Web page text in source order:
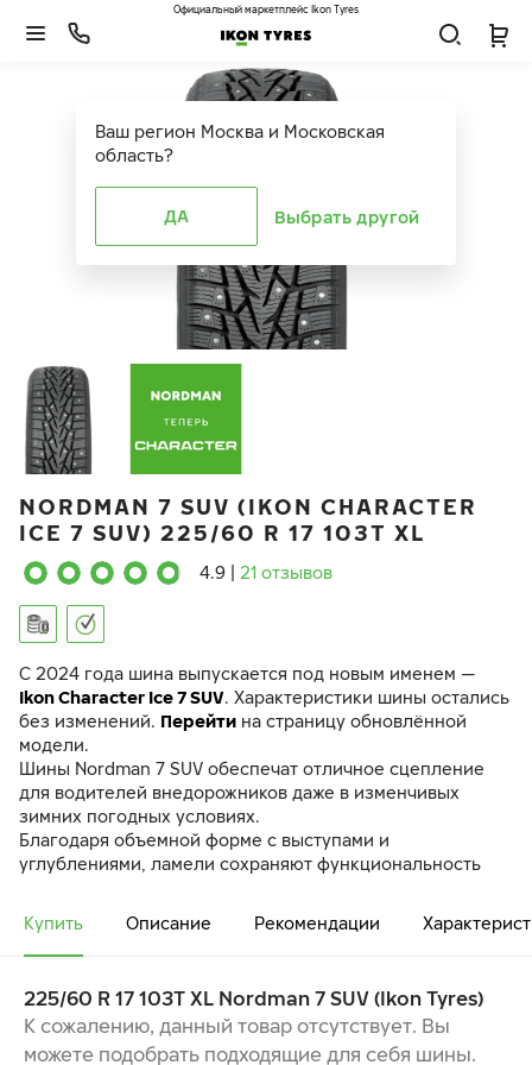
Ваш регион Москва и Московская
область?
ДА Выбрать другой
Официальный маркетплейс Ikon Tyres
NORDMAN 7 SUV (IKON CHARACTER
ICE 7 SUV) 225/60 R 17 103T XL
4.9 21 отзывов
C 2024 года шина выпускается под новым именем —
Ikon Character Ice 7 SUV. Характеристики шины остались
без изменений. Перейти на страницу обновлённой
модели.
Шины Nordman 7 SUV обеспечат отличное сцепление
для водителей внедорожников даже в изменчивых
зимних погодных условиях.
Благодаря объемной форме с выступами и
углублениями, ламели сохраняют функциональность
сцепление при разгоне и торможении, а система Eco
Stud позволяет существенно снизить уровень шума и
Индикатор износа в виде цифр и знака снежинки в
центральной части протектора стирается по мере
износа шины и помогает своевременно обеспечить её
Купить Описание Рекомендации
225/60 R 17 103T XL Nordman 7 SUV (Ikon Tyres)
К сожалению, данный товар отсутствует. Вы
можете подобрать подходящие для себя шины.